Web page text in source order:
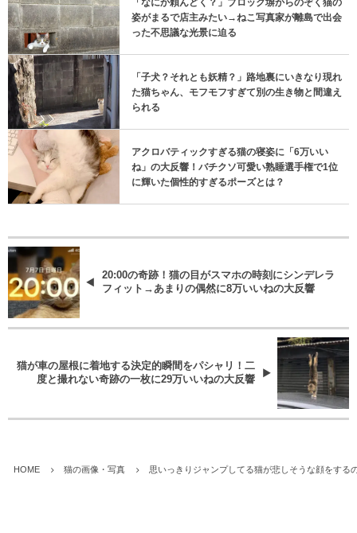
「なにか頼んどく？」ブロック塀からのぞく猫の
姿がまるで店主みたい→ねこ写真家が離島で出会
った不思議な光景に迫る
「子犬？それとも妖精？」路地裏にいきなり現れ
た猫ちゃん、モフモフすぎて別の生き物と間違え
られる
アクロバティックすぎる猫の寝姿に「6万いい
ね」の大反響！バチクソ可愛い熟睡選手権で1位
に輝いた個性的すぎるポーズとは？
20:00の奇跡！猫の目がスマホの時刻にシンデレラ
フィット→あまりの偶然に8万いいねの大反響
猫が車の屋根に着地する決定的瞬間をパシャリ！二
度と撮れない奇跡の一枚に29万いいねの大反響
HOME 猫の画像・写真 思いっきりジャンプしてる猫が悲しそうな顔をす